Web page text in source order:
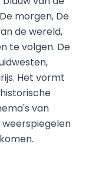
morgen, De
de wereld,
te volgen. De
Het vormt
van